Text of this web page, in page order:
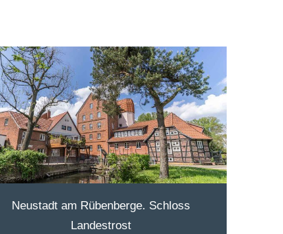
Neustadt am Rübenberge. Schloss
Landestrost